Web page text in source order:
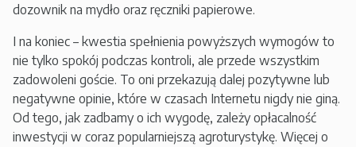
dozownik na mydło oraz ręczniki papierowe.
I na koniec – kwestia spełnienia powyższych wymogów to
nie tylko spokój podczas kontroli, ale przede wszystkim
zadowoleni goście. To oni przekazują dalej pozytywne lub
negatywne opinie, które w czasach Internetu nigdy nie giną.
Od tego, jak zadbamy o ich wygodę, zależy opłacalność
inwestycji w coraz popularniejszą agroturystykę. Więcej o